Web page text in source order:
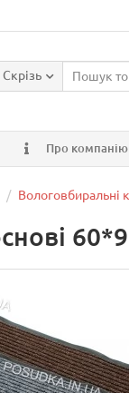
Скрізь
Про компанію
Вологовбиральні